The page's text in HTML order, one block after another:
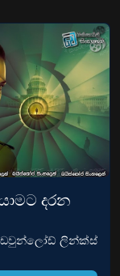
දරන
ඩවුන්ලෝඩ් ලින්ක්ස්